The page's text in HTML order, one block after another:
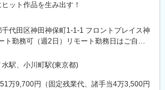
ット作品を生み出す！
千代田区神田神保町1-1-1 フロントプレイス神
ト勤務可（週2日）リモート勤務日はご自身
ます。
駅、小川町駅(東京都)
万9,700円（固定残業代、諸手当4万3,500円